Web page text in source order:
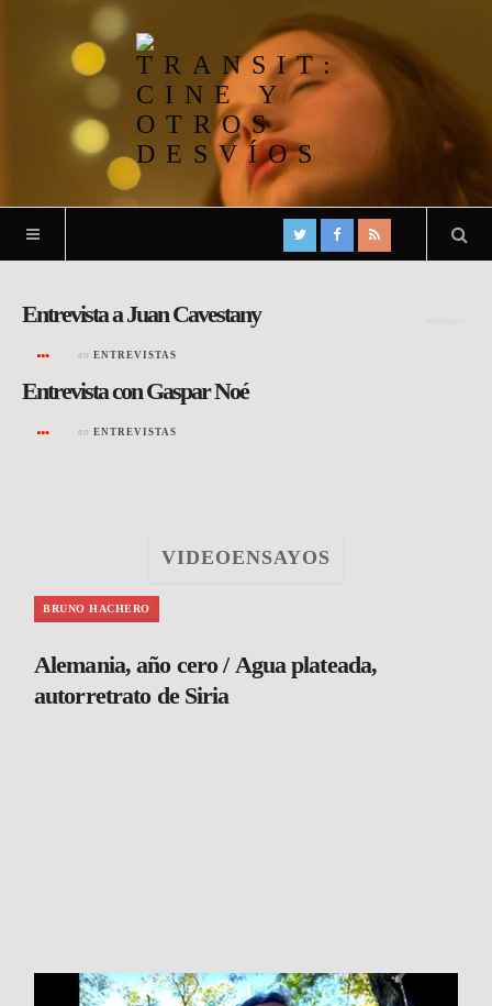
Entrevista a Juan Cavestany
en ENTREVISTAS
Entrevista con Gaspar Noé
en ENTREVISTAS
VIDEOENSAYOS
BRUNO HACHERO
Alemania, año cero / Agua plateada,
autorretrato de Siria